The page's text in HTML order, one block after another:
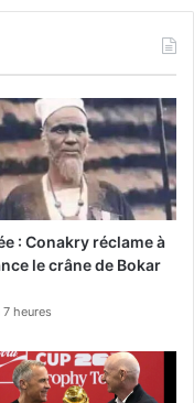
: Conakry réclame à
le crâne de Bokar
7 heures